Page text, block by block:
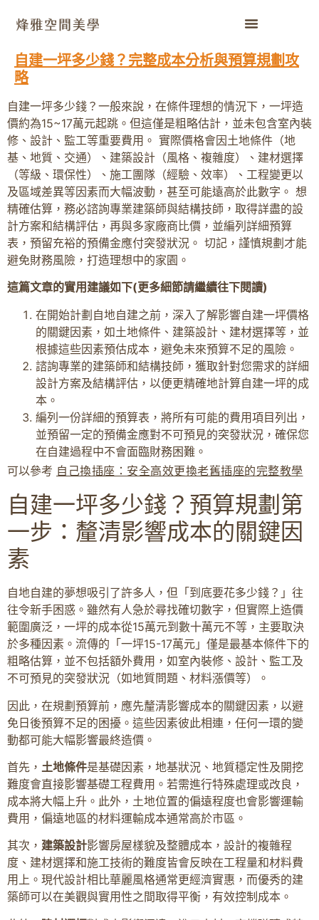
自建一坪多少錢？完整成本分析與預算規劃攻
略
自建一坪多少錢？一般來說，在條件理想的情況下，一坪造
價約為15~17萬元起跳。但這僅是粗略估計，並未包含室內裝
修、設計、監工等重要費用。 實際價格會因土地條件（地
基、地質、交通）、建築設計（風格、複雜度）、建材選擇
（等級、環保性）、施工團隊（經驗、效率）、工程變更以
及區域差異等因素而大幅波動，甚至可能遠高於此數字。 想
精確估算，務必諮詢專業建築師與結構技師，取得詳盡的設
計方案和結構評估，再與多家廠商比價，並編列詳細預算
表，預留充裕的預備金應付突發狀況。 切記，謹慎規劃才能
避免財務風險，打造理想中的家園。
這篇文章的實用建議如下(更多細節請繼續往下閱讀)
在開始計劃自地自建之前，深入了解影響自建一坪價格
的關鍵因素，如土地條件、建築設計、建材選擇等，並
根據這些因素預估成本，避免未來預算不足的風險。
諮詢專業的建築師和結構技師，獲取針對您需求的詳細
設計方案及結構評估，以便更精確地計算自建一坪的成
本。
編列一份詳細的預算表，將所有可能的費用項目列出，
並預留一定的預備金應對不可預見的突發狀況，確保您
在自建過程中不會面臨財務困難。
可以參考 自己換插座：安全高效更換老舊插座的完整教學
自建一坪多少錢？預算規劃第
一步：釐清影響成本的關鍵因
素
自地自建的夢想吸引了許多人，但「到底要花多少錢？」往
往令新手困惑。雖然有人急於尋找確切數字，但實際上造價
範圍廣泛，一坪的成本從15萬元到數十萬元不等，主要取決
於多種因素。流傳的「一坪15-17萬元」僅是最基本條件下的
粗略估算，並不包括額外費用，如室內裝修、設計、監工及
不可預見的突發狀況（如地質問題、材料漲價等）。
因此，在規劃預算前，應先釐清影響成本的關鍵因素，以避
免日後預算不足的困擾。這些因素彼此相連，任何一環的變
動都可能大幅影響最終造價。
首先， 土地條件是基礎因素，地基狀況、地質穩定性及開挖
難度會直接影響基礎工程費用。若需進行特殊處理或改良，
成本將大幅上升。此外，土地位置的偏遠程度也會影響運輸
費用，偏遠地區的材料運輸成本通常高於市區。
其次， 建築設計影響房屋樣貌及整體成本，設計的複雜程
度、建材選擇和施工技術的難度皆會反映在工程量和材料費
用上。現代設計相比華麗風格通常更經濟實惠，而優秀的建
築師可以在美觀與實用性之間取得平衡，有效控制成本。